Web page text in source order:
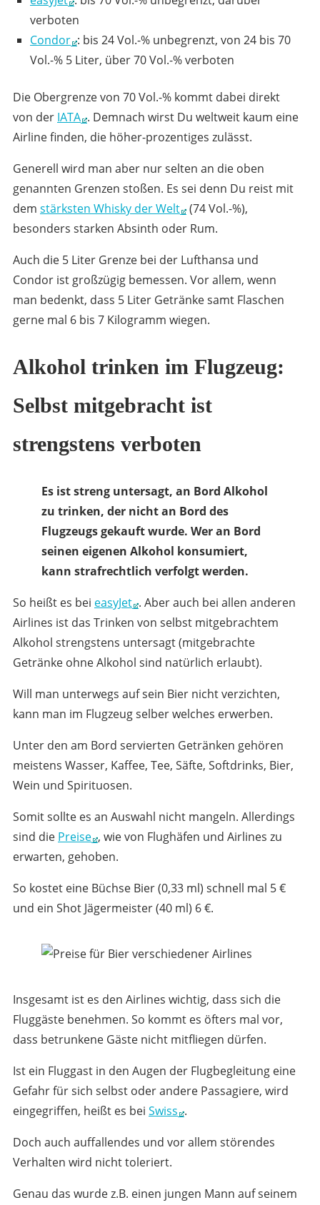
verboten
Condor : bis 24 Vol.-% unbegrenzt, von 24 bis 70
Vol.-% 5 Liter, über 70 Vol.-% verboten
Die Obergrenze von 70 Vol.-% kommt dabei direkt
von der IATA . Demnach wirst Du weltweit kaum eine
Airline finden, die höher-prozentiges zulässt.
Generell wird man aber nur selten an die oben
genannten Grenzen stoßen. Es sei denn Du reist mit
dem stärksten Whisky der Welt (74 Vol.-%),
besonders starken Absinth oder Rum.
Auch die 5 Liter Grenze bei der Lufthansa und
Condor ist großzügig bemessen. Vor allem, wenn
man bedenkt, dass 5 Liter Getränke samt Flaschen
gerne mal 6 bis 7 Kilogramm wiegen.
Alkohol trinken im Flugzeug:
Selbst mitgebracht ist
strengstens verboten
Es ist streng untersagt, an Bord Alkohol
zu trinken, der nicht an Bord des
Flugzeugs gekauft wurde. Wer an Bord
seinen eigenen Alkohol konsumiert,
kann strafrechtlich verfolgt werden.
So heißt es bei easyJet . Aber auch bei allen anderen
Airlines ist das Trinken von selbst mitgebrachtem
Alkohol strengstens untersagt (mitgebrachte
Getränke ohne Alkohol sind natürlich erlaubt).
Will man unterwegs auf sein Bier nicht verzichten,
kann man im Flugzeug selber welches erwerben.
Unter den am Bord servierten Getränken gehören
meistens Wasser, Kaffee, Tee, Säfte, Softdrinks, Bier,
Wein und Spirituosen.
Somit sollte es an Auswahl nicht mangeln. Allerdings
sind die Preise , wie von Flughäfen und Airlines zu
erwarten, gehoben.
So kostet eine Büchse Bier (0,33 ml) schnell mal 5 €
und ein Shot Jägermeister (40 ml) 6 €.
Insgesamt ist es den Airlines wichtig, dass sich die
Fluggäste benehmen. So kommt es öfters mal vor,
dass betrunkene Gäste nicht mitfliegen dürfen.
Ist ein Fluggast in den Augen der Flugbegleitung eine
Gefahr für sich selbst oder andere Passagiere, wird
eingegriffen, heißt es bei Swiss .
Doch auch auffallendes und vor allem störendes
Verhalten wird nicht toleriert.
Genau das wurde z.B. einen jungen Mann auf seinem